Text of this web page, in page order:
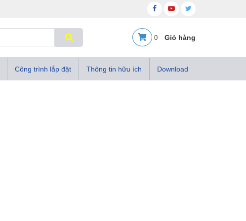
0
Công trình lắp đặt Thông tin hữu ích Download